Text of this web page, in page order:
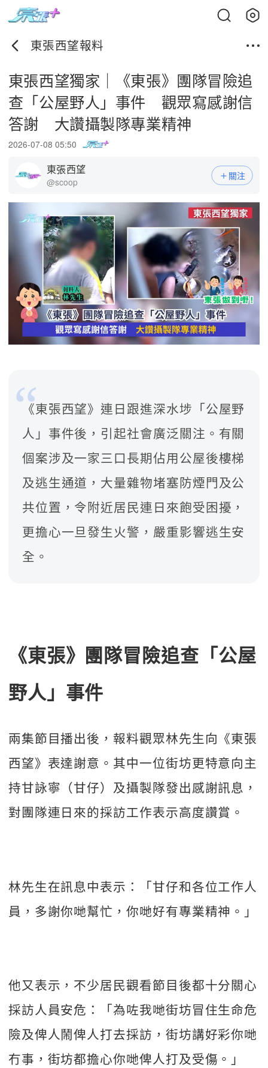
東張西望報料
東張西望獨家｜《東張》團隊冒險追
查「公屋野人」事件 觀眾寫感謝信
答謝 大讚攝製隊專業精神
2026-07-08 05:50
東張西望
@scoop
關注
《東張西望》連日跟進深水埗「公屋野
人」事件後，引起社會廣泛關注。有關
個案涉及一家三口長期佔用公屋後樓梯
及逃生通道，大量雜物堵塞防煙門及公
共位置，令附近居民連日來飽受困擾，
更擔心一旦發生火警，嚴重影響逃生安
全。
《東張》團隊冒險追查「公屋
野人」事件
兩集節目播出後，報料觀眾林先生向《東張
西望》表達謝意。其中一位街坊更特意向主
持甘詠寧（甘仔）及攝製隊發出感謝訊息，
對團隊連日來的採訪工作表示高度讚賞。
林先生在訊息中表示：「甘仔和各位工作人
員，多謝你哋幫忙，你哋好有專業精神。」
他又表示，不少居民觀看節目後都十分關心
採訪人員安危：「為咗我哋街坊冒住生命危
險及俾人鬧俾人打去採訪，街坊講好彩你哋
冇事，街坊都擔心你哋俾人打及受傷。」